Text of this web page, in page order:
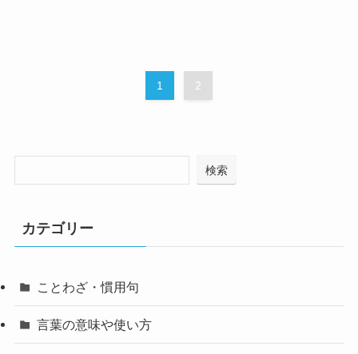
1 2
検索
カテゴリー
ことわざ・慣用句
言葉の意味や使い方